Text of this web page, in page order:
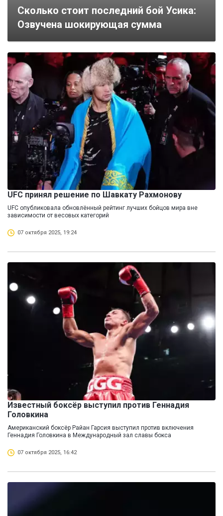
Сколько стоит последний бой Усика:
Озвучена шокирующая сумма
UFC принял решение по Шавкату Рахмонову
UFC опубликовала обновлённый рейтинг лучших бойцов мира вне
зависимости от весовых категорий
07 октября 2025, 19:24
Известный боксёр выступил против Геннадия
Головкина
Американский боксёр Райан Гарсия выступил против включения
Геннадия Головкина в Международный зал славы бокса
07 октября 2025, 16:42